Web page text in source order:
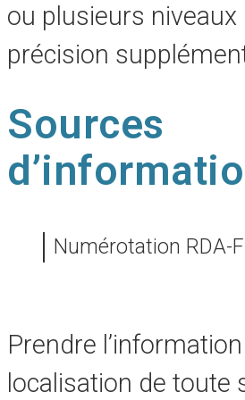
ou plusieurs niveaux
précision
Sources
Numérotation RDA-
Prendre
localisation de toute